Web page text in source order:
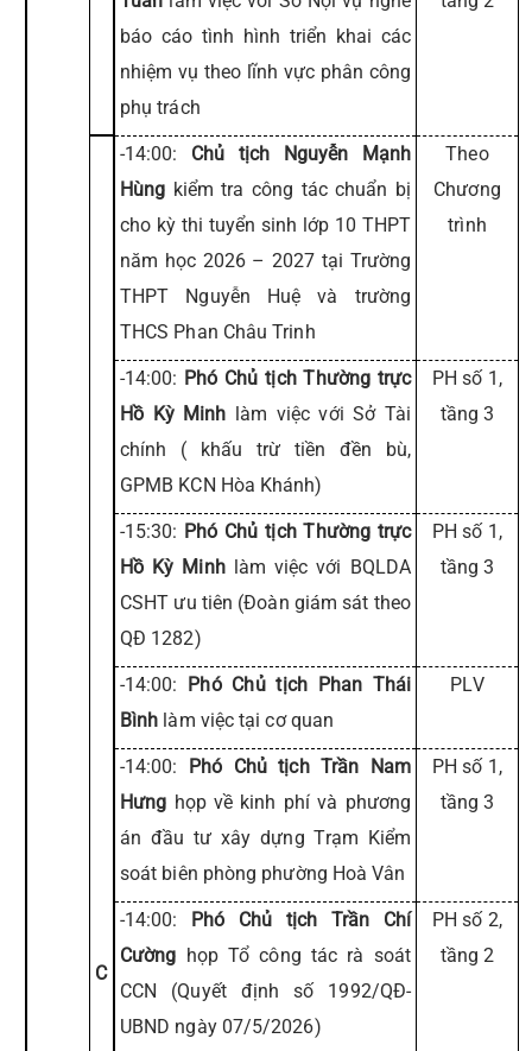
báo cáo tình hình triển khai các
nhiệm vụ theo lĩnh vực phân công
phụ trách
C
-14:00: Chủ tịch Nguyễn Mạnh
Hùng kiểm tra công tác chuẩn bị
cho kỳ thi tuyển sinh lớp 10 THPT
năm học 2026 – 2027 tại Trường
THPT Nguyễn Huệ và trường
THCS Phan Châu Trinh
Theo
Chương
trình
-14:00: Phó Chủ tịch Thường trực
Hồ Kỳ Minh làm việc với Sở Tài
chính ( khấu trừ tiền đền bù,
GPMB KCN Hòa Khánh)
PH số 1,
tầng 3
-15:30: Phó Chủ tịch Thường trực
Hồ Kỳ Minhlàm việc với BQLDA
CSHT ưu tiên (Đoàn giám sát theo
QĐ 1282)
PH số 1,
tầng 3
-14:00: Phó Chủ tịch Phan Thái
Bình làm việc tại cơ quan
PLV
-14:00: Phó Chủ tịch Trần Nam
Hưng họp về kinh phí và phương
án đầu tư xây dựng Trạm Kiểm
soát biên phòng phường Hoà Vân
PH số 1,
tầng 3
-14:00: Phó Chủ tịch Trần Chí
Cường họp Tổ công tác rà soát
CCN (Quyết định số 1992/QĐ-
UBND ngày 07/5/2026)
PH số 2,
tầng 2